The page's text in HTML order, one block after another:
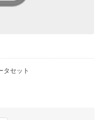
タセット